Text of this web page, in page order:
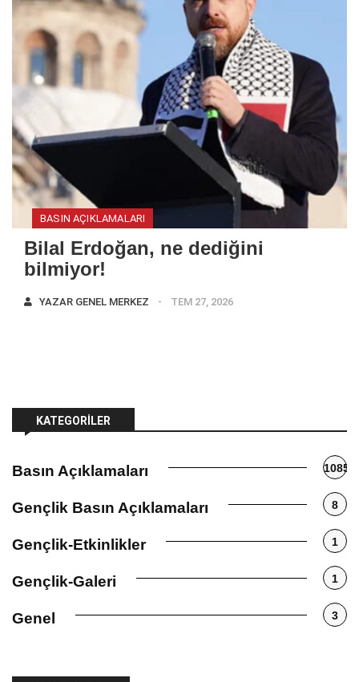
BASIN AÇIKLAMALARI
Bilal Erdoğan, ne dediğini
bilmiyor!
YAZAR GENEL MERKEZ TEM 27, 2026
KATEGORILER
Basın Açıklamaları 1085
Gençlik Basın Açıklamaları 8
Gençlik-Etkinlikler 1
Gençlik-Galeri 1
Genel 3